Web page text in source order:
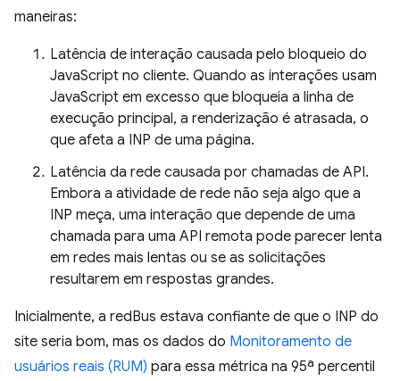
maneiras:
Latência de interação causada pelo bloqueio do
JavaScript no cliente. Quando as interações usam
JavaScript em excesso que bloqueia a linha de
execução principal, a renderização é atrasada, o
que afeta a INP de uma página.
Latência da rede causada por chamadas de API.
Embora a atividade de rede não seja algo que a
INP meça, uma interação que depende de uma
chamada para uma API remota pode parecer lenta
em redes mais lentas ou se as solicitações
resultarem em respostas grandes.
Inicialmente, a redBus estava confiante de que o INP do
site seria bom, mas os dados do Monitoramento de
usuários reais (RUM) para essa métrica na 95ª percentil